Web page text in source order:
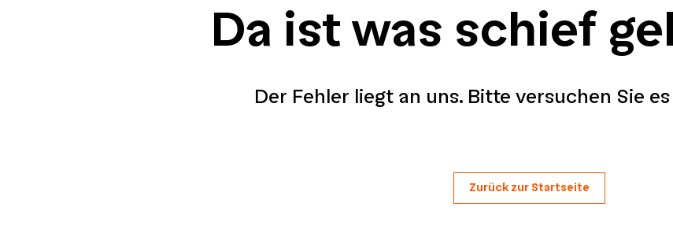
Da ist was schief
Der Fehler liegt an uns. Bitte versuchen Sie
Zurück zur Startseite